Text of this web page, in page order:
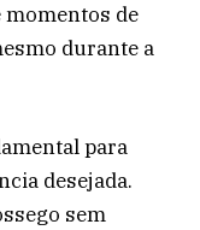
de
durante a
para
desejada.
sem